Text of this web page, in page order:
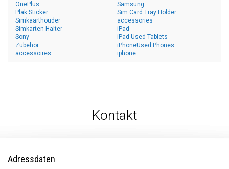
OnePlus
Plak Sticker
Samsung
Sim Card Tray Holder
Simkaarthouder
Simkarten Halter
Sony
Zubehör
accessoires
accessories
iPad
iPad Used Tablets
iPhoneUsed Phones
iphone
Kontakt
Adressdaten